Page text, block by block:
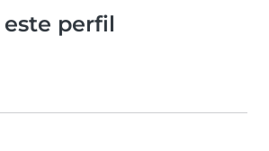
perfil